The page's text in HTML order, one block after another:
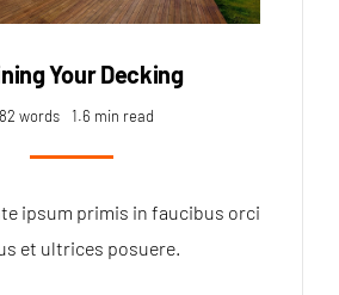
Your Decking
words 1.6 min read
ipsum primis in faucibus orci
et ultrices posuere.